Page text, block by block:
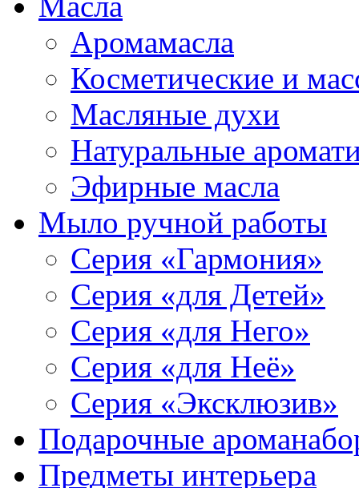
Аромамасла
Косметические и
Масляные духи
Натуральные
Эфирные масла
Мыло ручной работы
Серия «Гармония»
Серия «для Детей»
Серия «для Него»
Серия «для Неё»
Серия «Эксклюзив»
Подарочные
Предметы интерьера